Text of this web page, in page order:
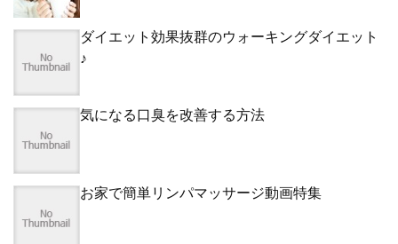
ダイエット効果抜群のウォーキングダイエット
♪
気になる口臭を改善する方法
お家で簡単リンパマッサージ動画特集